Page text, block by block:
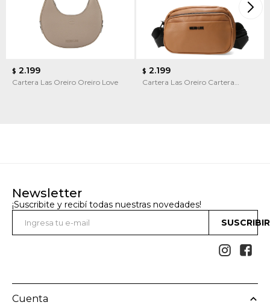
$ 2.199
Cartera Las Oreiro Oreiro Love
$ 2.199
Cartera Las Oreiro Cartera
Newsletter
¡Suscribite y recibí todas nuestras novedades!
 
Cuenta